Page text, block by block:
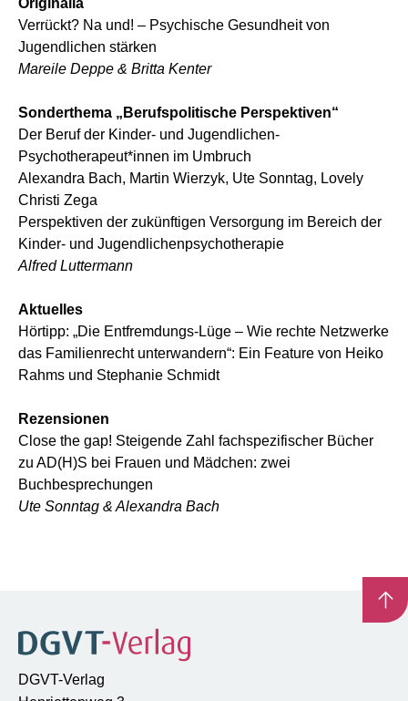
Originalia
Verrückt? Na und! – Psychische Gesundheit von
Jugendlichen stärken
Mareile Deppe & Britta Kenter
Sonderthema „Berufspolitische Perspektiven“
Der Beruf der Kinder- und Jugendlichen-
Psychotherapeut*innen im Umbruch
Alexandra Bach, Martin Wierzyk, Ute Sonntag, Lovely
Christi Zega
Perspektiven der zukünftigen Versorgung im Bereich der
Kinder- und Jugendlichenpsychotherapie
Alfred Luttermann
Aktuelles
Hörtipp: „Die Entfremdungs-Lüge – Wie rechte Netzwerke
das Familienrecht unterwandern“: Ein Feature von Heiko
Rahms und Stephanie Schmidt
Rezensionen
Close the gap! Steigende Zahl fachspezifischer Bücher
zu AD(H)S bei Frauen und Mädchen: zwei
Buchbesprechungen
Ute Sonntag & Alexandra Bach
DGVT-Verlag